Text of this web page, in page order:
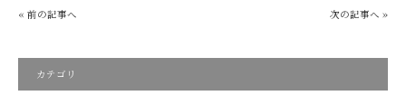
« 前の記事へ 次の記事へ »
カテゴリ